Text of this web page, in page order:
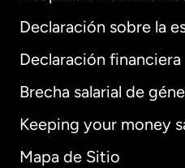
Declaración sobre la
Declaración financiera
Brecha salarial de
Keeping your money
Mapa de Sitio
Internacional
Alemania